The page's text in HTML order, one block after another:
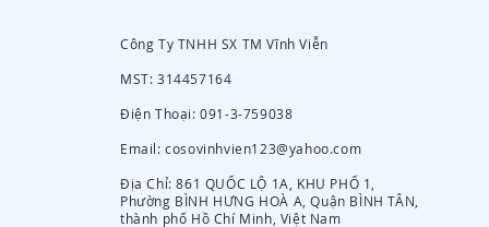
Công Ty TNHH SX TM Vĩnh Viễn
MST: 314457164
Điện Thoại: 091-3-759038
Email:cosovinhvien123@yahoo.com
Địa Chỉ: 861 QUỐC LỘ 1A, KHU PHỐ 1,
Phường BÌNH HƯNG HOÀ A, Quận BÌNH TÂN,
thành phố Hồ Chí Minh, Việt Nam